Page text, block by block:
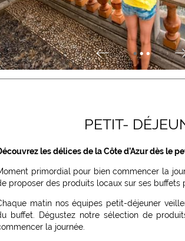
•••
PETIT-
les délices de la Côte d’Azur dès le
primordial pour bien commencer la
proposer des produits locaux sur ses buffets
matin nos équipes petit-déjeuner
buffet. Dégustez notre sélection de
la journée.